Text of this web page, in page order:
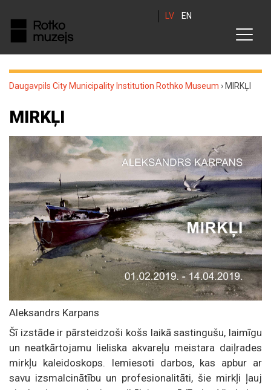
LV EN
Daugavpils City Municipality Institution Rothko Museum › MIRKĻI
MIRKĻI
Aleksandrs Karpans
Šī izstāde ir pārsteidzoši košs laikā sastingušu, laimīgu
un neatkārtojamu lieliska akvareļu meistara daiļrades
mirkļu kaleidoskops. Iemiesoti darbos, kas apbur ar
savu izsmalcinātību un profesionalitāti, šie mirkļi ļauj